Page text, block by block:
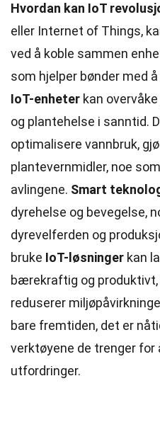
Hvordan kan IoT
eller Internet of Things,
ved å koble sammen
som hjelper bønder med
IoT-enheter kan
og plantehelse i sanntid.
optimalisere vannbruk,
plantevernmidler, noe
avlingene. Smart
dyrehelse og bevegelse,
dyrevelferden og
bruke IoT-løsninger kan
bærekraftig og
reduserer
bare fremtiden, det er
verktøyene de trenger for
utfordringer.